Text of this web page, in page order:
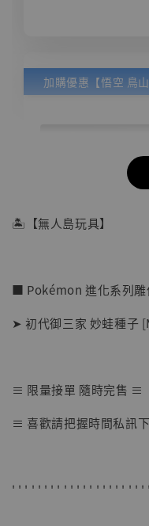
【店內現貨】
NT$ 5,580
🏝【無人島玩具】
■ Pokémon 進化系列雕
➤ 初代御三家 妙蛙種子
≡ 限量接單 隨時完售 ≡
≡ 喜歡請把握時間私訊
' ' ' ' ' ' ' ' ' ' ' ' ' ' ' ' ' ' ' ' '